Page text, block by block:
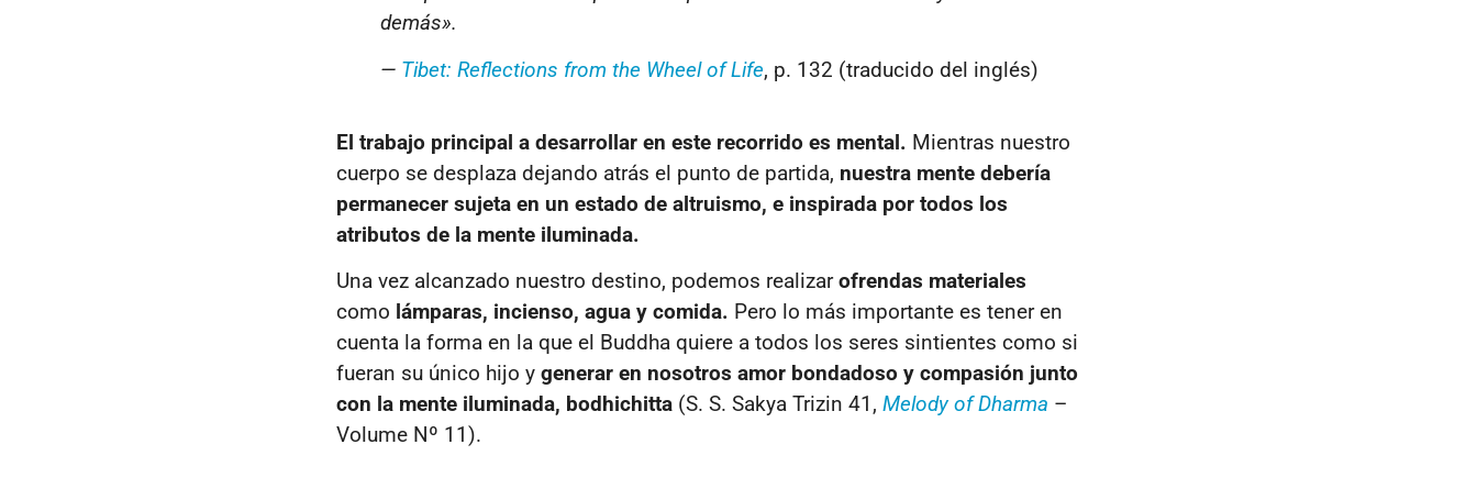
demás».
— Tibet: Reflections from the Wheel of Life, p. 132 (traducido del inglés)
El trabajo principal a desarrollar en este recorrido es mental. Mientras nuestro
cuerpo se desplaza dejando atrás el punto de partida, nuestra mente debería
permanecer sujeta en un estado de altruismo, e inspirada por todos los
atributos de la mente iluminada.
Una vez alcanzado nuestro destino, podemos realizarofrendas materiales
como lámparas, incienso, agua y comida. Pero lo más importante es tener en
cuenta la forma en la que el Buddha quiere a todos los seres sintientes como si
fueran su único hijo y generar en nosotros amor bondadoso y compasión junto
con la mente iluminada, bodhichitta (S. S. Sakya Trizin 41, Melody of Dharma –
Volume Nº 11).